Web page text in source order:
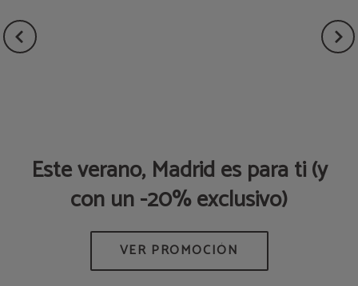
Este verano, Madrid es para ti (y
con un -20% exclusivo)